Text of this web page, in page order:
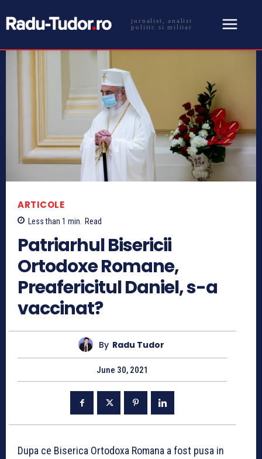
jurnalist, analist
politic si militar
ARTICOLE
Less than 1 min. Read
Patriarhul Bisericii
Ortodoxe Romane,
Preafericitul Daniel, s-a
vaccinat?
By Radu Tudor
June 30, 2021
Dupa ce Biserica Ortodoxa Romana a fost pusa in